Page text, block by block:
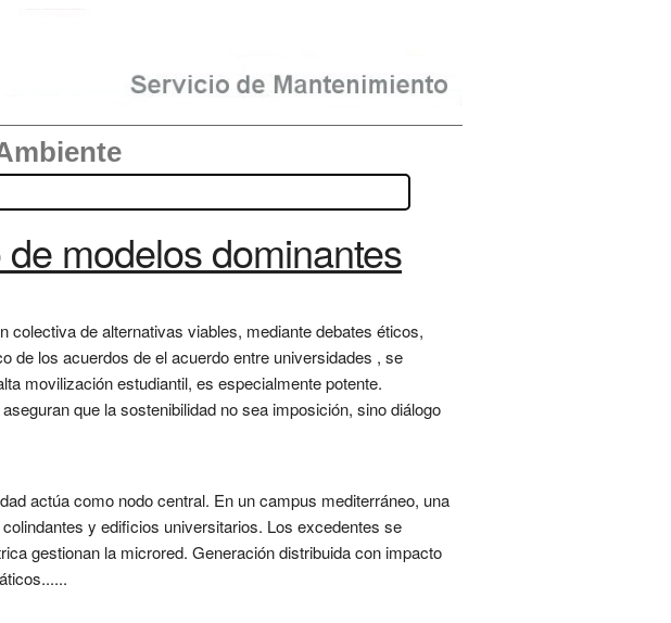
modelos dominantes
de alternativas viables, mediante debates éticos,
de los acuerdos de el acuerdo entre universidades , se
movilización estudiantil, es especialmente potente.
que la sostenibilidad no sea imposición, sino diálogo
actúa como nodo central. En un campus mediterráneo, una
y edificios universitarios. Los excedentes se
gestionan la microred. Generación distribuida con impacto